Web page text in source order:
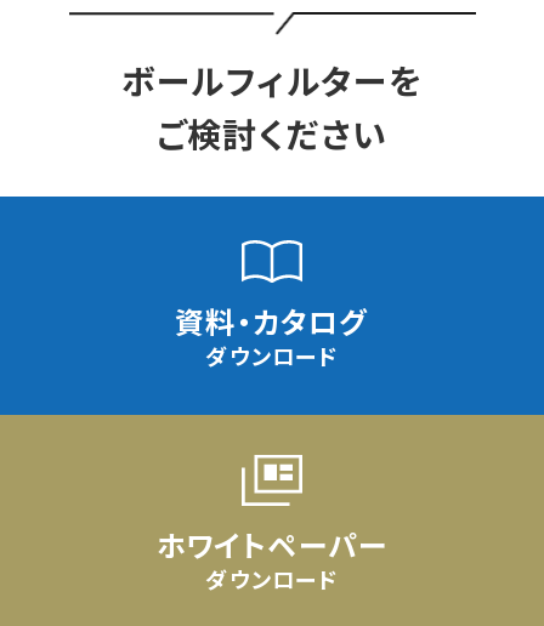
ボールフィルターを
ご検討ください
資料・カタログ
ダウンロード
ホワイトペーパー
ダウンロード